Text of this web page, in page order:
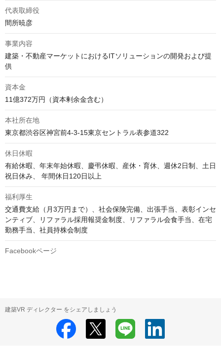
代表取締役
間所暁彦
事業内容
建築・不動産マーケットにおけるITソリューションの開発および提
供
資本金
11億372万円（資本剰余金含む）
本社所在地
東京都渋谷区神宮前4-3-15東京セントラル表参道322
休日休暇
有給休暇、年末年始休暇、慶弔休暇、産休・育休、週休2日制、土日
祝日休み、 年間休日120日以上
福利厚生
交通費支給（月3万円まで）、社会保険完備、出張手当、表彰インセ
ンティブ、リファラル採用報奨金制度、リファラル会食手当、在宅
勤務手当、社員持株会制度
Facebookページ
建築VR ディレクター をシェアしましょう